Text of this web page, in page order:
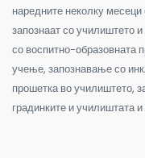
наредните неколку
запознаат со училиштето
со воспитно-образовната
учење, запознавање со
прошетка во училиштето,
градинките и училиштата